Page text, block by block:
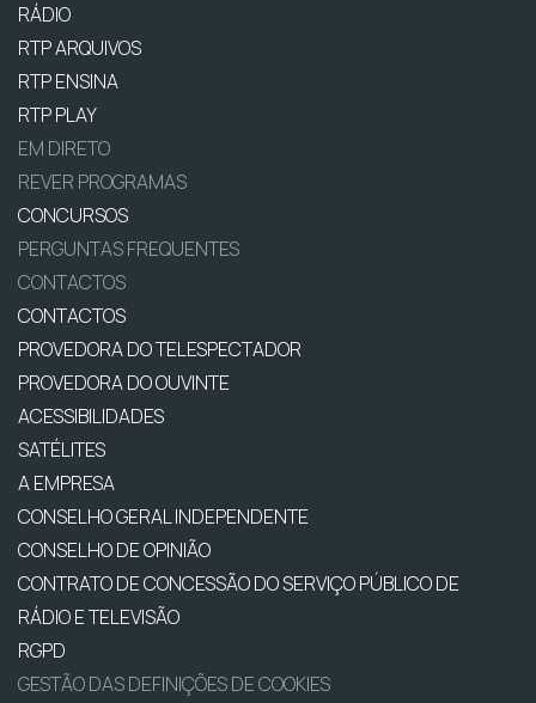
RÁDIO
RTP ARQUIVOS
RTP ENSINA
RTP PLAY
EM DIRETO
REVER PROGRAMAS
CONCURSOS
PERGUNTAS FREQUENTES
CONTACTOS
CONTACTOS
PROVEDORA DO TELESPECTADOR
PROVEDORA DO OUVINTE
ACESSIBILIDADES
SATÉLITES
A EMPRESA
CONSELHO GERAL INDEPENDENTE
CONSELHO DE OPINIÃO
CONTRATO DE CONCESSÃO DO SERVIÇO PÚBLICO DE
RÁDIO E TELEVISÃO
RGPD
GESTÃO DAS DEFINIÇÕES DE COOKIES